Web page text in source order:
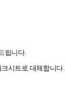
립니다.
시트로 대체합니다.